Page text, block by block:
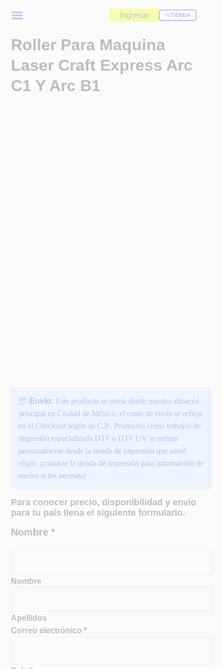
Ingresar TIENDA
Roller Para Maquina
Laser Craft Express Arc
C1 Y Arc B1
📦 Envío: Este producto se envía desde nuestro almacén
principal en Ciudad de México, el costo de envío se refleja
en el Checkout según su C.P.. Productos como trabajos de
impresión especializada DTF o DTF UV se retiran
personalmente desde la tienda de impresión que usted
eligió. ¡contacte la tienda de impresión para información de
envíos si los necesita!
T
e
l
n
N
o
Para conocer precio, disponibilidad y envío
para tu país llena el siguiente formulario.
Nombre*
Nombre
Apellidos
Correo electrónico*